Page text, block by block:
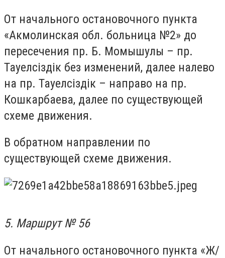
От начального остановочного пункта
«Акмолинская обл. больница №2» до
пересечения пр. Б. Момышулы – пр.
Тауелсіздік без изменений, далее налево
на пр. Тауелсіздік – направо на пр.
Кошкарбаева, далее по существующей
схеме движения.
В обратном направлении по
существующей схеме движения.
5. Маршрут № 56
От начального остановочного пункта «Ж/